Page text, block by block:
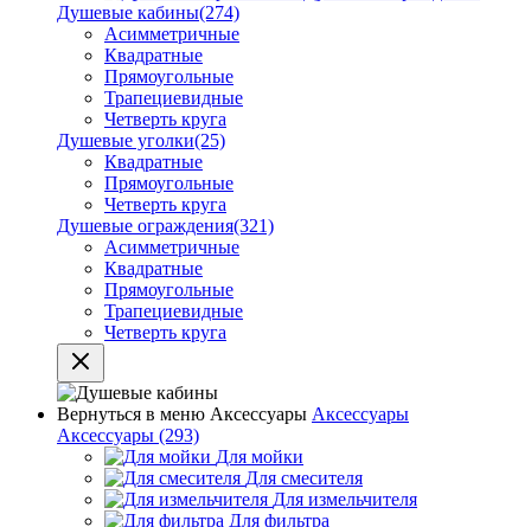
Душевые кабины(274)
Асимметричные
Квадратные
Прямоугольные
Трапециевидные
Четверть круга
Душевые уголки(25)
Квадратные
Прямоугольные
Четверть круга
Душевые ограждения(321)
Асимметричные
Квадратные
Прямоугольные
Трапециевидные
Четверть круга
Вернуться в меню Аксессуары Аксессуары
Аксессуары (293)
Для мойки
Для смесителя
Для измельчителя
Для фильтра